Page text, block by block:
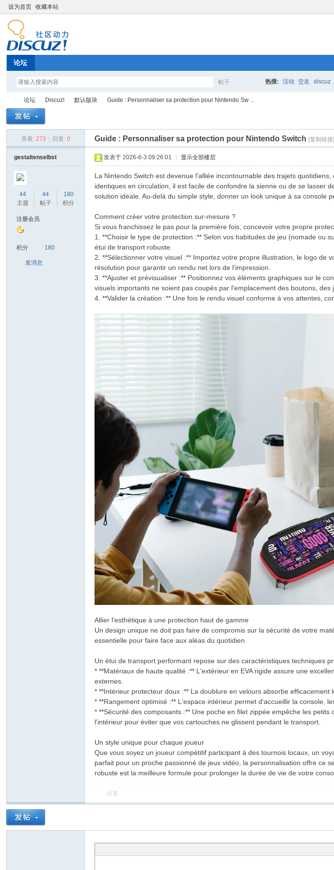
设为首页 收藏本站
论坛
帖子
索
热搜: 活动 交友 discuz
论坛
›
Discuz!
›
默认版块
›
Guide : Personnaliser sa protection pour Nintendo Sw ...
查看: 273 回复: 0 Guide : Personnaliser sa protection pour Nintendo Switch [复制链接]
gestaltenselbst
44
主题
44
帖子
180
积分
注册会员
积分 180
发消息
发表于 2026-6-3 09:26:01 显示全部楼层
La Nintendo Switch est devenue l'alliée incontournable des trajets
identiques en circulation, il est facile de confondre la sienne ou de se
solution idéale. Au-delà du simple style, donner un look unique à sa
Comment créer votre protection sur-mesure ?
Si vous franchissez le pas pour la première fois, concevoir votre propre
1. **Choisir le type de protection :** Selon vos habitudes de jeu (nomade ou
étui de transport robuste.
2. **Sélectionner votre visuel :** Importez votre propre illustration, le logo
résolution pour garantir un rendu net lors de l'impression.
3. **Ajuster et prévisualiser :** Positionnez vos éléments graphiques sur le
visuels importants ne soient pas coupés par l'emplacement des boutons, des
4. **Valider la création :** Une fois le rendu visuel conforme à vos attentes,
Allier l'esthétique à une protection haut de gamme
Un design unique ne doit pas faire de compromis sur la sécurité de votre
essentielle pour faire face aux aléas du quotidien.
Un étui de transport performant repose sur des caractéristiques techniques
* **Matériaux de haute qualité :** L'extérieur en EVA rigide assure une
externes.
* **Intérieur protecteur doux :** La doublure en velours absorbe
* **Rangement optimisé :** L'espace intérieur permet d'accueillir la console,
* **Sécurité des composants :** Une poche en filet zippée empêche les
l'intérieur pour éviter que vos cartouches ne glissent pendant le transport.
Un style unique pour chaque joueur
Que vous soyez un joueur compétitif participant à des tournois locaux, un
parfait pour un proche passionné de jeux vidéo, la personnalisation offre ce
robuste est la meilleure formule pour prolonger la durée de vie de votre
回复